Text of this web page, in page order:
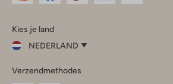
InstagramFacebook
Kies je land
NEDERLAND
je
Verzendmethodes